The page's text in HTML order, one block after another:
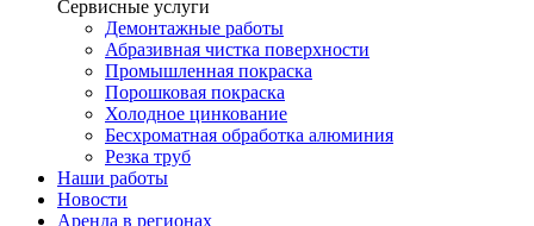
Сервисные услуги
Демонтажные работы
Абразивная чистка поверхности
Промышленная покраска
Порошковая покраска
Холодное цинкование
Бесхроматная обработка алюминия
Резка труб
Наши работы
Новости
Аренда в регионах